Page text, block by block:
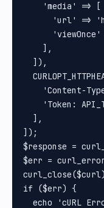
    'media' => [
'url' =>
'viewOnce'
    ],
  ]),
'Content-
'Token:
  ],
]);
$response =
$err =
if ($err) {
echo 'cURL